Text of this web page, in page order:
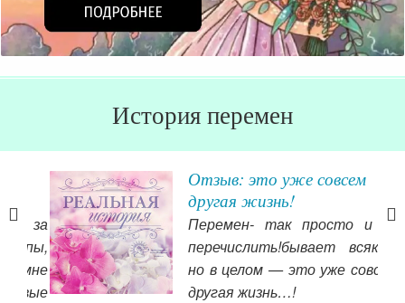
История перемен
Отзыв: это уже совсем
другая жизнь!
Перемен- так просто и не
перечислить!бывает всякое,
но в целом — это уже совсем
другая жизнь…!